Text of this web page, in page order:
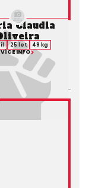
MMA
Rozhodčí:
Claudia
25 let
49 kg
VÍCE INFO